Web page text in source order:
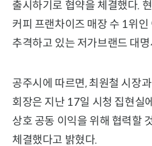
출시하기로 협약을 체결했다.
커피 프랜차이즈 매장 수 1위
추격하고 있는 저가브랜드 대
공주시에 따르면, 최원철 시장
회장은 지난 17일 시청 집현실
상호 공동 이익을 위해 협력할
체결했다고 밝혔다.